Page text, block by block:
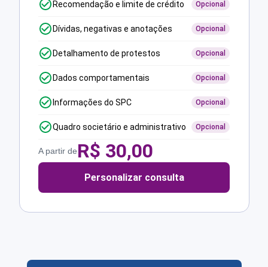
Recomendação e limite de crédito Opcional
Dívidas, negativas e anotações Opcional
Detalhamento de protestos Opcional
Dados comportamentais Opcional
Informações do SPC Opcional
Quadro societário e administrativo Opcional
A partir deR$ 30,00
Personalizar consulta